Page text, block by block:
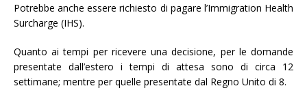
Potrebbe anche essere richiesto di pagare l’Immigration Health
Surcharge (IHS).
Quanto ai tempi per ricevere una decisione, per le domande
presentate dall’estero i tempi di attesa sono di circa 12
settimane; mentre per quelle presentate dal Regno Unito di 8.